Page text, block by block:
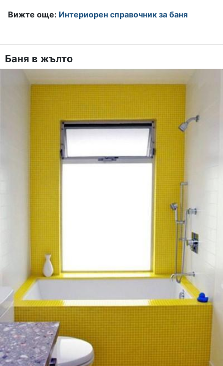
Вижте още: Интериорен справочник за баня
Баня в жълто